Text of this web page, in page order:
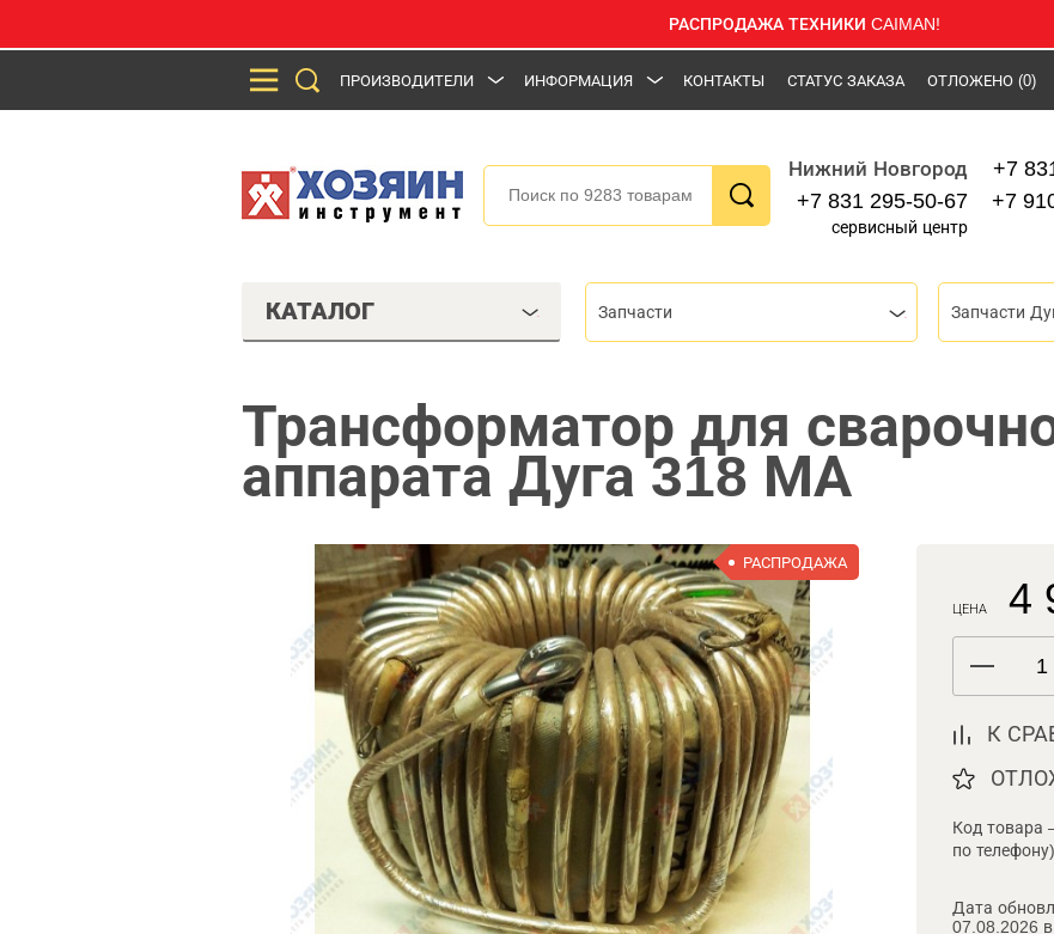
РАСПРОДАЖА ТЕХНИКИ CAIMAN!
ПРОИЗВОДИТЕЛИ ИНФОРМАЦИЯ КОНТАКТЫ СТАТУС ЗАКАЗА ОТЛОЖЕНО (0)
Нижний Новгород
+7 831 295-50-67
сервисный центр
+7
+7
КАТАЛОГ Запчасти Запчасти
Трансформатор для
аппарата Дуга 318 МА
РАСПРОДАЖА
ЦЕНА 4
К
Код товара
по телефону)
Дата
07.08.2026